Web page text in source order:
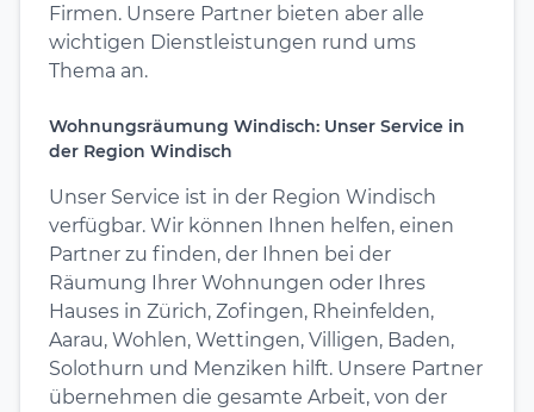
Firmen. Unsere Partner bieten aber alle
wichtigen Dienstleistungen rund ums
Thema an.
Wohnungsräumung Windisch: Unser Service in
der Region Windisch
Unser Service ist in der Region Windisch
verfügbar. Wir können Ihnen helfen, einen
Partner zu finden, der Ihnen bei der
Räumung Ihrer Wohnungen oder Ihres
Hauses in Zürich, Zofingen, Rheinfelden,
Aarau, Wohlen, Wettingen, Villigen, Baden,
Solothurn und Menziken hilft. Unsere Partner
übernehmen die gesamte Arbeit, von der